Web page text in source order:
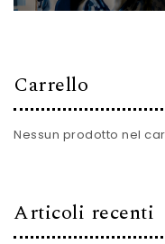
Carrello
Nessun prodotto nel
Articoli recenti